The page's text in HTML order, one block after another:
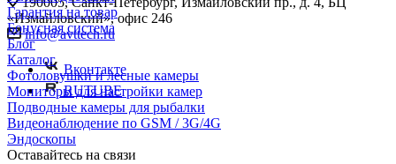
«Измайловский», офис 246
info@avttech.ru
Вконтакте
RUTUBE
Гарантия на товар
Бонусная система
Блог
Каталог
Фотоловушки и лесные камеры
Мониторы для настройки камер
Подводные камеры для рыбалки
Видеонаблюдение по GSM / 3G/4G
Эндоскопы
Оставайтесь на связи